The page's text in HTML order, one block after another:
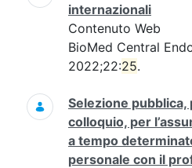
internazionali
Contenuto Web
BioMed Central
2022;22:25.
Selezione
colloquio, per
a tempo
personale con il